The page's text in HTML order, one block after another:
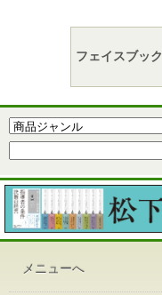
フェイスブック
メニューへ